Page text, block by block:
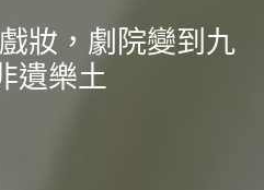
妝，劇院變到九
遺樂土